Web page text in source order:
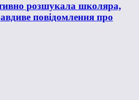
розшукала школяра,
повідомлення про